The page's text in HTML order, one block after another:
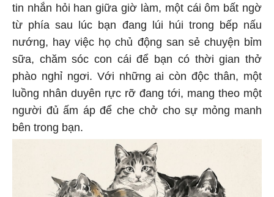
tin nhắn hỏi han giữa giờ làm, một cái ôm bất ngờ
từ phía sau lúc bạn đang lúi húi trong bếp nấu
nướng, hay việc họ chủ động san sẻ chuyện bỉm
sữa, chăm sóc con cái để bạn có thời gian thở
phào nghỉ ngơi. Với những ai còn độc thân, một
luồng nhân duyên rực rỡ đang tới, mang theo một
người đủ ấm áp để che chở cho sự mỏng manh
bên trong bạn.